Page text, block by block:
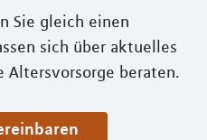
Sie gleich einen
sich über aktuelles
Altersvorsorge beraten.